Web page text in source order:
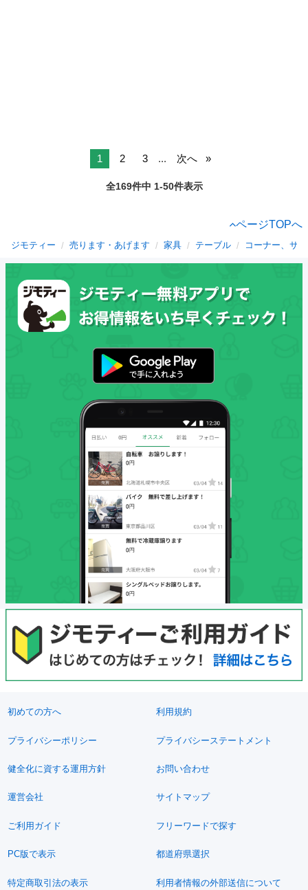
1 2 3 ... 次へ
全169件中 1-50件表示
ページTOPへ
ジモティー 売ります・あげます 家具 テーブル コーナー、サ
初めての方へ 利用規約
プライバシーポリシー プライバシーステートメント
健全化に資する運用方針 お問い合わせ
運営会社 サイトマップ
ご利用ガイド フリーワードで探す
PC版で表示 都道府県選択
特定商取引法の表示 利用者情報の外部送信について